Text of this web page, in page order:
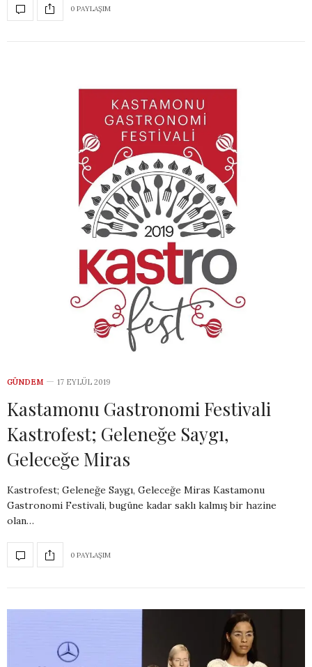
0 PAYLAŞIM
GÜNDEM 17 EYLÜL 2019
Kastamonu Gastronomi Festivali
Kastrofest; Geleneğe Saygı,
Geleceğe Miras
Kastrofest; Geleneğe Saygı, Geleceğe Miras Kastamonu
Gastronomi Festivali, bugüne kadar saklı kalmış bir hazine
olan…
0 PAYLAŞIM